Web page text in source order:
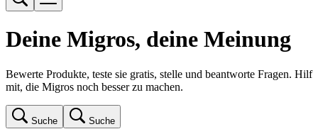
Deine Migros, deine Meinung
Bewerte Produkte, teste sie gratis, stelle und beantworte Fragen. Hilf
mit, die Migros noch besser zu machen.
Suche Suche